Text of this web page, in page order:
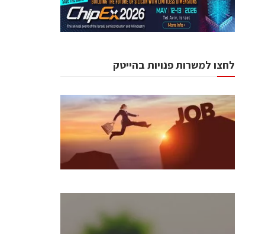
לחצו למשרות פנויות בהייטק